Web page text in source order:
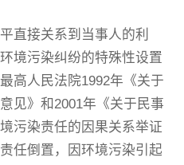
接关系到当事人的利
境污染纠纷的特殊性设置
高人民法院1992年《关于
见》和2001年《关于民事
污染责任的因果关系举证
任倒置，因环境污染引起